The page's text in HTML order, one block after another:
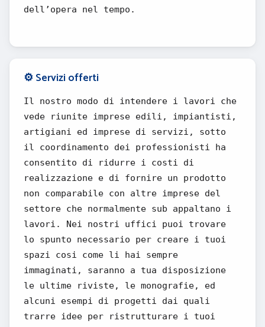
dell’opera nel tempo.
⚙️ Servizi offerti
Il nostro modo di intendere i lavori che
vede riunite imprese edili, impiantisti,
artigiani ed imprese di servizi, sotto
il coordinamento dei professionisti ha
consentito di ridurre i costi di
realizzazione e di fornire un prodotto
non comparabile con altre imprese del
settore che normalmente sub appaltano i
lavori. Nei nostri uffici puoi trovare
lo spunto necessario per creare i tuoi
spazi cosi come li hai sempre
immaginati, saranno a tua disposizione
le ultime riviste, le monografie, ed
alcuni esempi di progetti dai quali
trarre idee per ristrutturare i tuoi